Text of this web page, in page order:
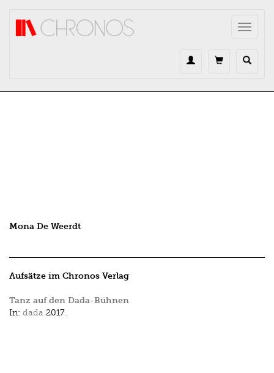
Toggle
Mona De Weerdt
Aufsätze im Chronos Verlag
Tanz auf den Dada-Bühnen
In: dada 2017.